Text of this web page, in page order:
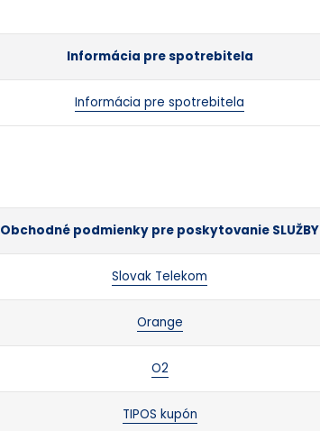
Informácia pre spotrebitela
Informácia pre spotrebitela
Obchodné podmienky pre poskytovanie SLUŽBY
Slovak Telekom
Orange
O2
TIPOS kupón